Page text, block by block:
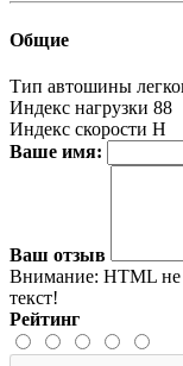
Общие
Тип автошины
Индекс нагрузки 88
Индекс скорости H
Ваше имя:
Ваш отзыв
Внимание: HTML не
текст!
Рейтинг